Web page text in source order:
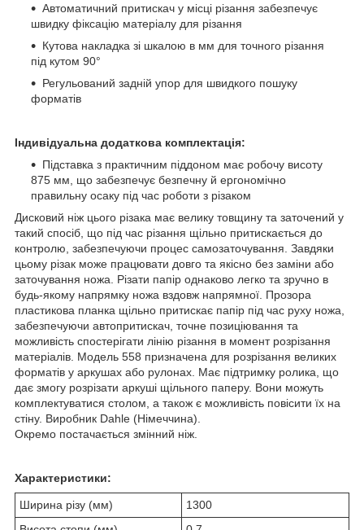
Автоматичний притискач у місці різання забезпечує
швидку фіксацію матеріалу для різання
Кутова накладка зі шкалою в мм для точного різання
під кутом 90°
Регульований задній упор для швидкого пошуку
форматів
Індивідуальна додаткова комплектація:
Підставка з практичним піддоном має робочу висоту
875 мм, що забезпечує безпечну й ергономічно
правильну осаку під час роботи з різаком
Дисковий ніж цього різака має велику товщину та заточений у
такий спосіб, що під час різання щільно притискається до
контролю, забезпечуючи процес самозаточування. Завдяки
цьому різак може працювати довго та якісно без заміни або
заточування ножа. Різати папір однаково легко та зручно в
будь-якому напрямку ножа вздовж напрямної. Прозора
пластикова планка щільно притискає папір під час руху ножа,
забезпечуючи автопритискач, точне позиціювання та
можливість спостерігати лінію різання в момент розрізання
матеріалів. Модель 558 призначена для розрізання великих
форматів у аркушах або рулонах. Має підтримку ролика, що
дає змогу розрізати аркуші щільного паперу. Вони можуть
комплектуватися столом, а також є можливість повісити їх на
стіну. Виробник Dahle (Німеччина).
Окремо постачається змінний ніж.
Характеристики:
Ширина різу (мм)
1300